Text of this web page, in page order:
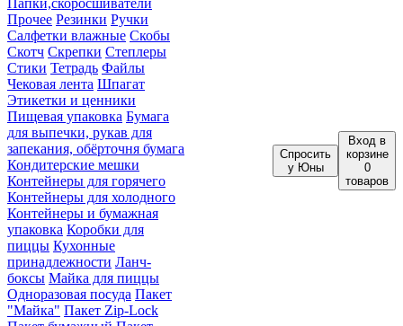
Папки,скоросшиватели
Прочее Резинки Ручки
Салфетки влажные Скобы
Скотч Скрепки Степлеры
Стики Тетрадь Файлы
Чековая лента Шпагат
Этикетки и ценники
Пищевая упаковка Бумага
для выпечки, рукав для
запекания, обёрточня бумага
Кондитерские мешки
Контейнеры для горячего
Контейнеры для холодного
Контейнеры и бумажная
упаковка Коробки для
пиццы Кухонные
принадлежности Ланч-
боксы Майка для пиццы
Одноразовая посуда Пакет
"Майка" Пакет Zip-Lock
Спросить
у Юны
Вход в
корзине
0
товаров